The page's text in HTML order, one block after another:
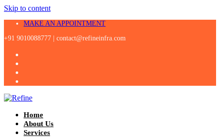
Skip to content
MAKE AN APPOINTMENT
+91 9010088777 | contact@refineinfra.com
Home
About Us
Services